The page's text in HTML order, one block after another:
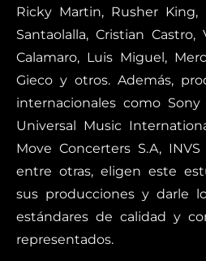
Ricky Martin, Rusher King,
Santaolalla, Cristian Castro,
Calamaro, Luis Miguel,
Gieco y otros. Además,
internacionales como
Universal Music
Move Concerters S.A,
entre otras, eligen este
sus producciones y darle
estándares de calidad y
representados.